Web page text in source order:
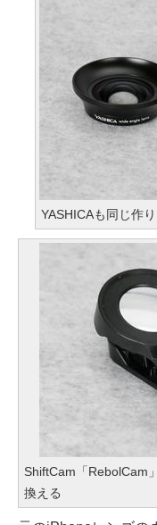
YASHICAも同じ作り
ShiftCam「RebolCam
換える